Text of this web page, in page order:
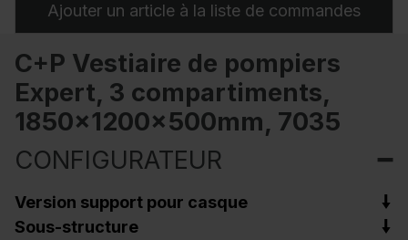
Ajouter un article à la liste de commandes
C+P Vestiaire de pompiers
Expert, 3 compartiments,
1850x1200x500mm, 7035
CONFIGURATEUR
Version support pour casque
Sous-structure